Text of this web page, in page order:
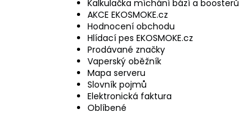
Kalkulačka míchání bází a boosterů
AKCE EKOSMOKE.cz
Hodnocení obchodu
Hlídací pes EKOSMOKE.cz
Prodávané značky
Vaperský oběžník
Mapa serveru
Slovník pojmů
Elektronická faktura
Oblíbené